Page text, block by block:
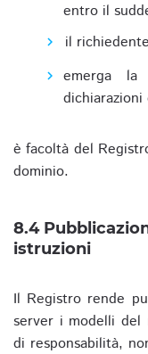
entro il
il
emerga
è facoltà del
dominio.
8.4
istruzioni
Il Registro rende
server i modelli del
di responsabilità,